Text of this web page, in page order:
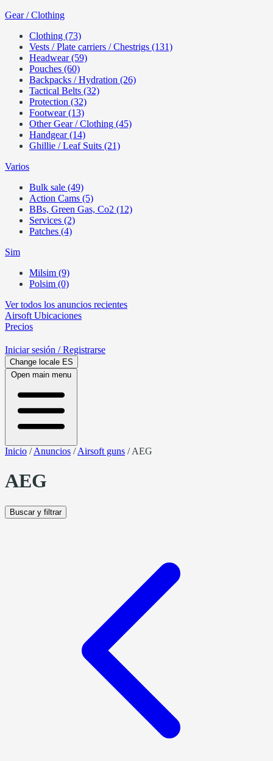
Gear / Clothing
Clothing (73)
Vests / Plate carriers / Chestrigs (131)
Headwear (59)
Pouches (60)
Backpacks / Hydration (26)
Tactical Belts (32)
Protection (32)
Footwear (13)
Other Gear / Clothing (45)
Handgear (14)
Ghillie / Leaf Suits (21)
Varios
Bulk sale (49)
Action Cams (5)
BBs, Green Gas, Co2 (12)
Services (2)
Patches (4)
Sim
Milsim (9)
Polsim (0)
Ver todos los anuncios recientes
Airsoft Ubicaciones
Precios
Iniciar sesión / Registrarse
Change locale ES
Open main menu
Inicio /Anuncios /Airsoft guns /AEG
AEG
Buscar y filtrar